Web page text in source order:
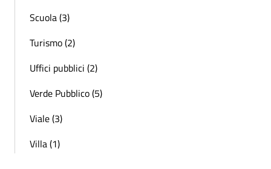
Scuola (3)
Turismo (2)
Uffici pubblici (2)
Verde Pubblico (5)
Viale (3)
Villa (1)